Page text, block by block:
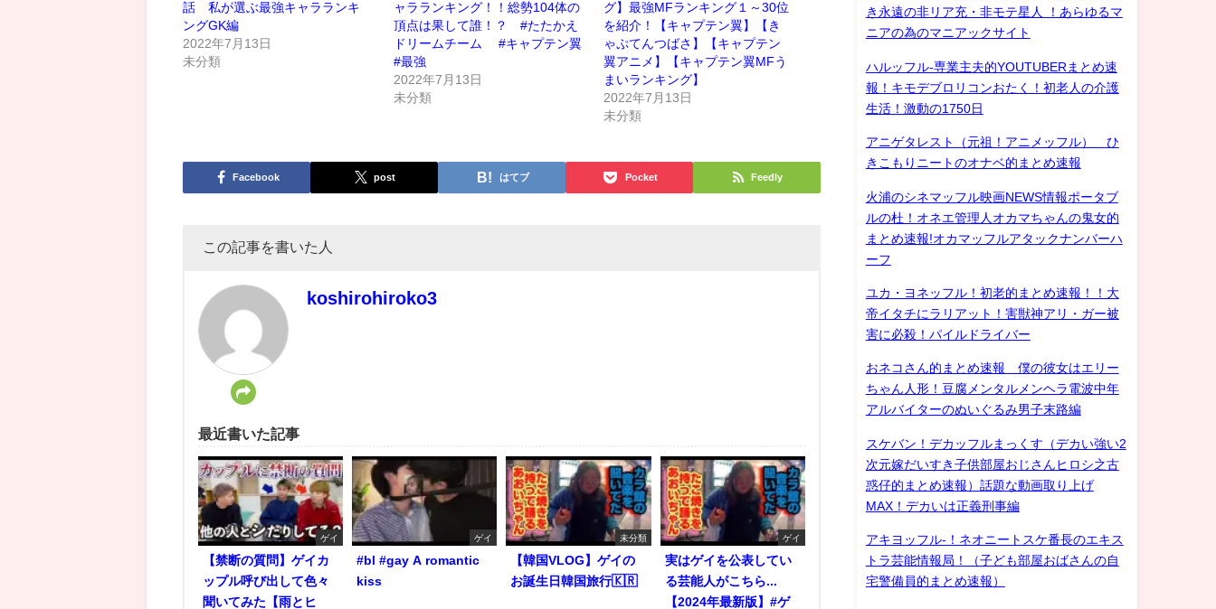
話 私が選ぶ最強キャラランキ
ングGK編
2022年7月13日
未分類
ャラランキング！！総勢104体の
頂点は果して誰！？ #たたかえ
ドリームチーム #キャプテン翼
#最強
2022年7月13日
未分類
グ】最強MFランキング１～30位
を紹介！【キャプテン翼】【き
ゃぷてんつばさ】【キャプテン
翼アニメ】【キャプテン翼MFう
まいランキング】
2022年7月13日
未分類
Facebook post はてブ Pocket Feedly
この記事を書いた人
koshirohiroko3
最近書いた記事
ゲイ
【禁断の質問】ゲイカ
ップル呼び出して色々
聞いてみた【雨とヒ
ゲイ
#bl #gay A romantic
kiss
未分類
【韓国VLOG】ゲイの
お誕生日韓国旅行🇰🇷
ゲイ
実はゲイを公表してい
る芸能人がこちら...
【2024年最新版】#ゲ
き永遠の非リア充・非モテ星人 ！あらゆるマ
ニアの為のマニアックサイト
ハルッフル-専業主夫的YOUTUBERまとめ速
報！キモデブロリコンおたく！初老人の介護
生活！激動の1750日
アニゲタレスト（元祖！アニメッフル） ひ
きこもりニートのオナベ的まとめ速報
火浦のシネマッフル映画NEWS情報ポータブ
ルの杜！オネエ管理人オカマちゃんの鬼女的
まとめ速報!オカマッフルアタックナンバーハ
ーフ
ユカ・ヨネッフル！初老的まとめ速報！！大
帝イタチにラリアット！害獣神アリ・ガー被
害に必殺！パイルドライバー
おネコさん的まとめ速報 僕の彼女はエリー
ちゃん人形！豆腐メンタルメンヘラ電波中年
アルバイターのぬいぐるみ男子末路編
スケバン！デカッフルまっくす（デカい強い2
次元嫁だいすき子供部屋おじさんヒロシ之古
惑仔的まとめ速報）話題な動画取り上げ
MAX！デカいは正義刑事編
アキヨッフル-！ネオニートスケ番長のエキス
トラ芸能情報局！（子ども部屋おばさんの自
宅警備員的まとめ速報）